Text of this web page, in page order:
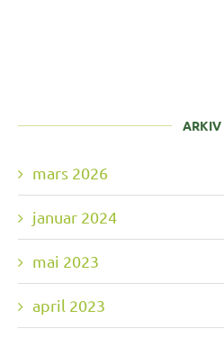
ARKIV
mars 2026
januar 2024
mai 2023
april 2023